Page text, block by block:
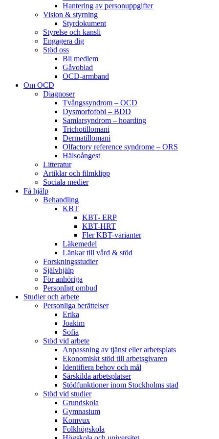
Hantering av personuppgifter
Vision & styrning
Styrdokument
Styrelse och kansli
Engagera dig
Stöd oss
Bli medlem
Gåvoblad
OCD-armband
Om OCD
Diagnoser
Tvångssyndrom – OCD
Dysmorfofobi – BDD
Samlarsyndrom – hoarding
Trichotillomani
Dermatillomani
Olfactory reference syndrome – ORS
Hälsoångest
Litteratur
Artiklar och filmklipp
Sociala medier
Få hjälp
Behandling
KBT
KBT- ERP
KBT-HRT
Fler KBT-varianter
Läkemedel
Länkar till vård & stöd
Forskningsstudier
Självhjälp
För anhöriga
Personligt ombud
Studier och arbete
Personliga berättelser
Erika
Joakim
Sofia
Stöd vid arbete
Anpassning av tjänst eller arbetsplats
Ekonomiskt stöd till arbetsgivaren
Identifiera behov och mål
Särskilda arbetsplatser
Stödfunktioner inom Stockholms stad
Stöd vid studier
Grundskola
Gymnasium
Komvux
Folkhögskola